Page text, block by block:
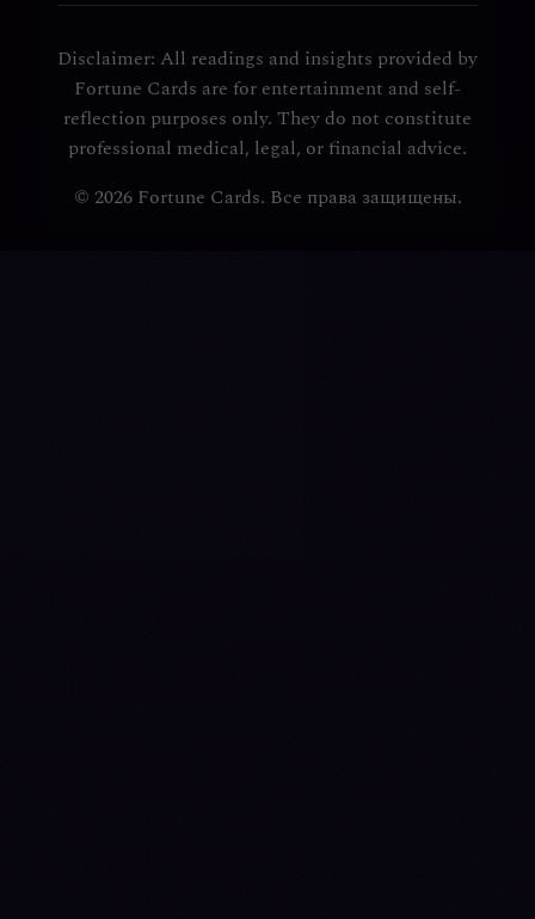
Disclaimer: All readings and insights provided by
Fortune Cards are for entertainment and self-
reflection purposes only. They do not constitute
professional medical, legal, or financial advice.
© 2026 Fortune Cards. Все права защищены.